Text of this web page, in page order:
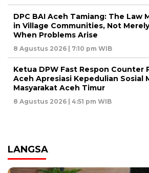
DPC BAI Aceh Tamiang: The Law
in Village Communities, Not
When Problems Arise
8 Agustus 2026 | 7:10 pm WIB
Ketua DPW Fast Respon Counter
Aceh Apresiasi Kepedulian Sosial
Masyarakat Aceh Timur
8 Agustus 2026 | 4:51 pm WIB
LANGSA